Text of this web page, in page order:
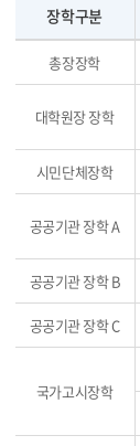
장학구분
총장장학
대학원장 장학
시민단체장학
공공기관 장학 A
공공기관 장학 B
공공기관 장학 C
국가고시장학